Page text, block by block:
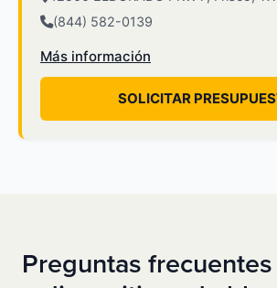
(844) 582-0139
Más información
SOLICITAR
Preguntas